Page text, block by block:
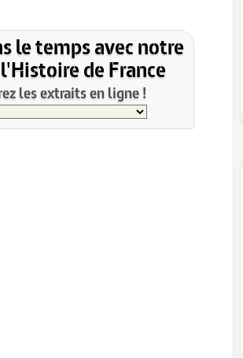
le temps avec notre
de France
les extraits en ligne !